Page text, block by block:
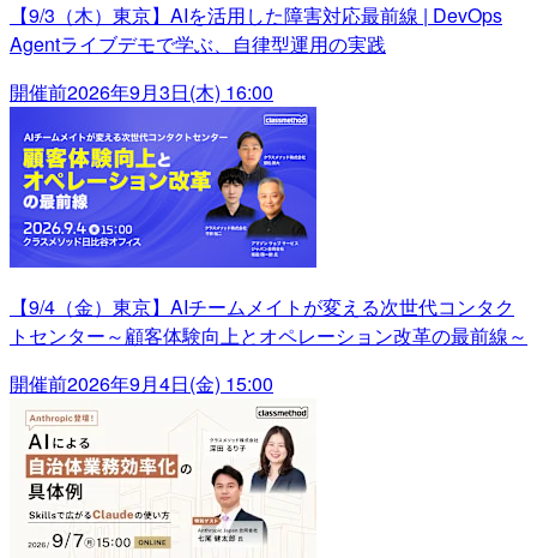
【9/3（木）東京】AIを活用した障害対応最前線 | DevOps
Agentライブデモで学ぶ、自律型運用の実践
開催前2026年9月3日(木) 16:00
【9/4（金）東京】AIチームメイトが変える次世代コンタク
トセンター～顧客体験向上とオペレーション改革の最前線～
開催前2026年9月4日(金) 15:00